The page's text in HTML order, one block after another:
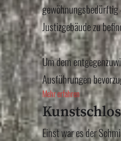
gewöhnungsbedürftig
Justizgebäude zu
Um dem
Ausführungen
Mehr erfahren
Einst war es der